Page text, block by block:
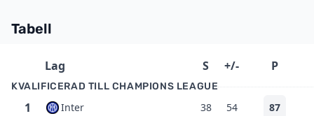
Tabell
Lag S +/- P
KVALIFICERAD TILL CHAMPIONS LEAGUE
1 Inter 38 54 87